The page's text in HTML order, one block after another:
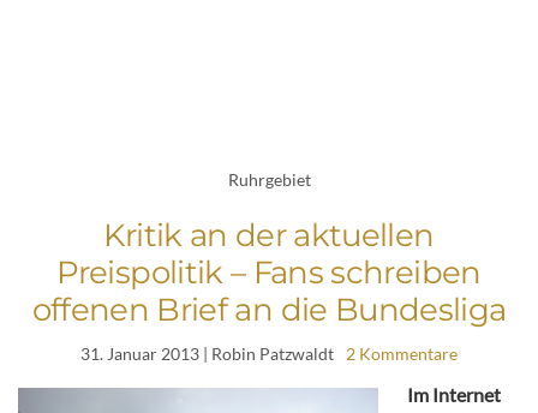
Ruhrgebiet
Kritik an der aktuellen
Preispolitik – Fans schreiben
offenen Brief an die Bundesliga
31. Januar 2013 | Robin Patzwaldt 2 Kommentare
Im Internet